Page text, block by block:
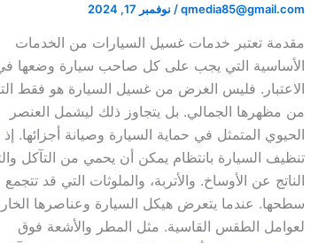
qmedia85@gmail.com
/ نوفمبر 17, 2024
مقدمة تعتبر خدمات غسيل السيارات من الخدمات
الأساسية التي يجب على كل صاحب سيارة وضعها
الاعتبار. فليس الغرض من غسيل السيارة هو فقط
من مظهرها الجمالي. بل يتجاوز ذلك ليشمل العنصر
الحيوي المتمثل في حماية السيارة وصيانة أجزائها.
تنظيف السيارة بانتظام يمكن أن يحمي من التآكل
الناتج عن الأوساخ. والأتربة، والملوثات التي قد
سطحها. عندما يتعرض هيكل السيارة وعناصرها
لعوامل الطقس القاسية. مثل المطر والأشعة فوق